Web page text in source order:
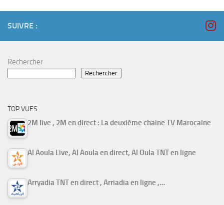
SUIVRE :
Rechercher
Rechercher
TOP VUES
2M live , 2M en direct : La deuxième chaine TV Marocaine
Al Aoula Live, Al Aoula en direct, Al Oula TNT en ligne
Arryadia TNT en direct , Arriadia en ligne ,…